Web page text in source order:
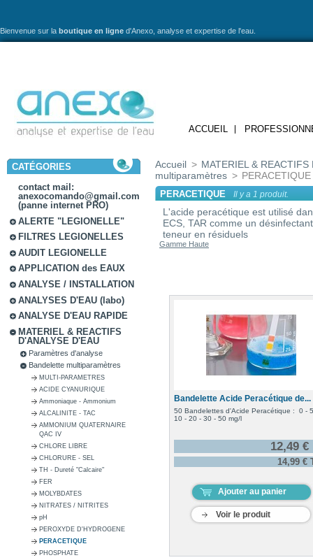
Bienvenue sur la boutique en ligne d'Anexo, analyse et expertise de l'eau.
ACCUEIL
CATÉGORIES
contact mail:
anexocomando@gmail.com
(panne internet PRO)
ALERTE "LEGIONELLE"
FILTRES LEGIONELLES
AUDIT LEGIONELLE
APPLICATION des EAUX
ANALYSE / INSTALLATION
ANALYSES D'EAU (labo)
ANALYSE D'EAU RAPIDE
MATERIEL & REACTIFS
D'ANALYSE D'EAU
Paramètres d'analyse
Bandelette multiparamètres
MULTI-PARAMETRES
ACIDE CYANURIQUE
Ammoniaque - Ammonium
ALCALINITE - TAC
AMMONIUM QUATERNAIRE
QAC IV
CHLORE LIBRE
CHLORURE - SEL
TH - Dureté "Calcaire"
FER
MOLYBDATES
NITRATES / NITRITES
pH
PEROXYDE D'HYDROGENE
PERACETIQUE
PHOSPHATE
Accueil > MATERIEL & REACTIFS
multiparamètres > PERACETIQUE
PERACETIQUE Il y a 1 produit.
L'acide peracétique est utilisé
ECS, TAR comme un
teneur en résiduels
Gamme Haute
Bandelette Acide Peracétique de...
50 Bandelettes d'Acide Peracétique : 0 -
10 - 20 - 30 - 50 mg/l
12,49 €
14,99 €
Ajouter au panier
Voir le produit